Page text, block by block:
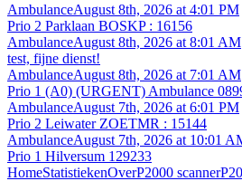
AmbulanceAugust 8th, 2026 at 4:01 PM
Prio 2 Parklaan BOSKP : 16156
AmbulanceAugust 8th, 2026 at 8:01 AM
test, fijne dienst!
AmbulanceAugust 8th, 2026 at 7:01 AM
Prio 1 (A0) (URGENT) Ambulance
AmbulanceAugust 7th, 2026 at 6:01 PM
Prio 2 Leiwater ZOETMR : 15144
AmbulanceAugust 7th, 2026 at 10:01
Prio 1 Hilversum 129233
HomeStatistiekenOverP2000 scanner